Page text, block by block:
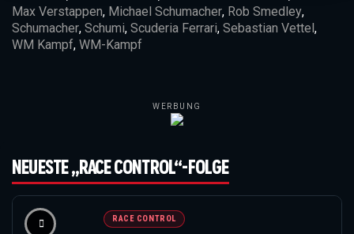
Max Verstappen, Michael Schumacher, Rob Smedley,
Schumacher, Schumi, Scuderia Ferrari, Sebastian Vettel,
WM Kampf, WM-Kampf
WERBUNG
NEUESTE „RACE CONTROL“-FOLGE
RACE CONTROL